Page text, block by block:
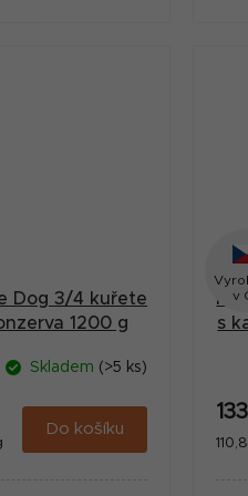
kuřecích čtvrtek
Dog 3/4 kuřete
1200 g
Skladem (>5 ks)
Do košíku
v
s